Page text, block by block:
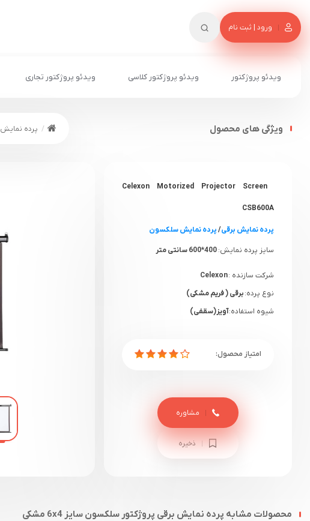
ورود | ثبت نام
ویدئو پروژکتور ویدئو پروژکتور کلاسی ویدئو پروژکتور تجاری
پرده نمایش ویژگی های محصول
Celexon Motorized Projector Screen
CSB600A
پرده نمایش برقی/پرده نمایش سلکسون
سایز پرده نمایش: 400*600 سانتی متر
شرکت سازنده :
نوع پرده:برقی ( فریم مشکی)
شیوه استفاده:آویز(سقفی)
ذخیره
مشاوره
محصولات مشابه پرده نمایش برقی پروژکتور سلکسون سایز 6x4 مشکی